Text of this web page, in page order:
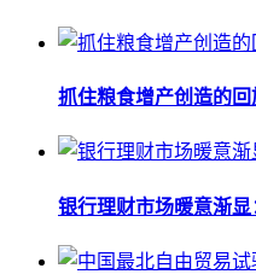
抓住粮食增产创造的
银行理财市场暖意渐